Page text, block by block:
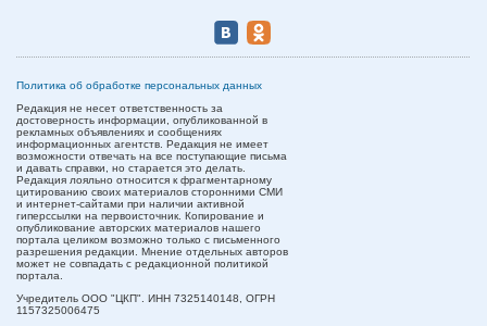
Политика об обработке персональных данных
Редакция не несет ответственность за
достоверность информации, опубликованной в
рекламных объявлениях и сообщениях
информационных агентств. Редакция не имеет
возможности отвечать на все поступающие письма
и давать справки, но старается это делать.
Редакция лояльно относится к фрагментарному
цитированию своих материалов сторонними СМИ
и интернет-сайтами при наличии активной
гиперссылки на первоисточник. Копирование и
опубликование авторских материалов нашего
портала целиком возможно только с письменного
разрешения редакции. Мнение отдельных авторов
может не совпадать с редакционной политикой
портала.
Учредитель ООО "ЦКП". ИНН 7325140148, ОГРН
1157325006475